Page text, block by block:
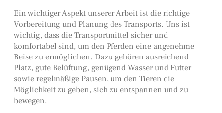
Ein wichtiger Aspekt unserer Arbeit ist die richtige
Vorbereitung und Planung des Transports. Uns ist
wichtig, dass die Transportmittel sicher und
komfortabel sind, um den Pferden eine angenehme
Reise zu ermöglichen. Dazu gehören ausreichend
Platz, gute Belüftung, genügend Wasser und Futter
sowie regelmäßige Pausen, um den Tieren die
Möglichkeit zu geben, sich zu entspannen und zu
bewegen.